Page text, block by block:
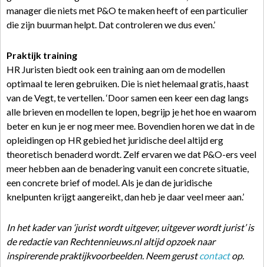
manager die niets met P&O te maken heeft of een particulier
die zijn buurman helpt. Dat controleren we dus even.’
Praktijk training
HR Juristen biedt ook een training aan om de modellen
optimaal te leren gebruiken. Die is niet helemaal gratis, haast
van de Vegt, te vertellen. ‘Door samen een keer een dag langs
alle brieven en modellen te lopen, begrijp je het hoe en waarom
beter en kun je er nog meer mee. Bovendien horen we dat in de
opleidingen op HR gebied het juridische deel altijd erg
theoretisch benaderd wordt. Zelf ervaren we dat P&O-ers veel
meer hebben aan de benadering vanuit een concrete situatie,
een concrete brief of model. Als je dan de juridische
knelpunten krijgt aangereikt, dan heb je daar veel meer aan.’
In het kader van ‘jurist wordt uitgever, uitgever wordt jurist’ is
de redactie van Rechtennieuws.nl altijd opzoek naar
inspirerende praktijkvoorbeelden. Neem gerustcontactop.